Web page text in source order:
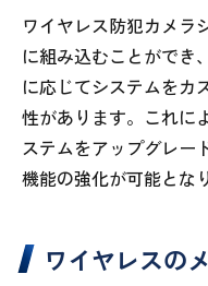
ワイヤレス防犯カメラ
に組み込むことができ
に応じてシステムをカ
性があります。これに
ステムをアップグレー
機能の強化が可能とな
ワイヤレスの